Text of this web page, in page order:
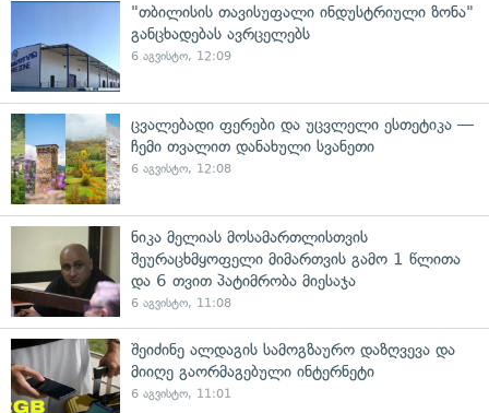
"თბილისის თავისუფალი ინდუსტრიული ზონა"
განცხადებას ავრცელებს
6 აგვისტო, 12:09
ცვალებადი ფერები და უცვლელი ესთეტიკა —
ჩემი თვალით დანახული სვანეთი
6 აგვისტო, 12:08
ნიკა მელიას მოსამართლისთვის
შეურაცხმყოფელი მიმართვის გამო 1 წლითა
და 6 თვით პატიმრობა მიესაჯა
6 აგვისტო, 11:08
შეიძინე ალდაგის სამოგზაურო დაზღვევა და
მიიღე გაორმაგებული ინტერნეტი
6 აგვისტო, 11:01